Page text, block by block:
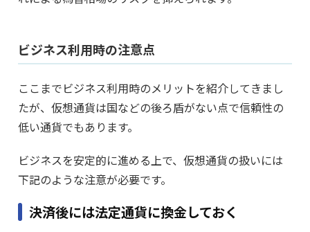
ビジネス利用時の注意点
ここまでビジネス利用時のメリットを紹介してきまし
たが、仮想通貨は国などの後ろ盾がない点で信頼性の
低い通貨でもあります。
ビジネスを安定的に進める上で、仮想通貨の扱いには
下記のような注意が必要です。
決済後には法定通貨に換金しておく